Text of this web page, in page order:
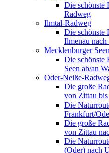
Die schönste
Radweg
Ilmtal-Radweg
Die schönste
Ilmenau
Mecklenburger Seen
Die schönste
Seen ab/an
Oder-Neiße-
Die große
von Zittau
Die
Frankfurt/
Die große
von Zittau
Die
(Oder) nach